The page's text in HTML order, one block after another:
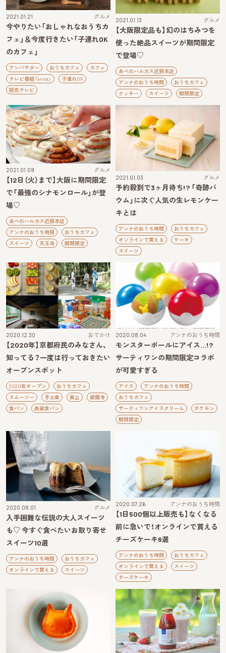
2021.01.21 グルメ
今やりたい「おしゃれなおうちカ
フェ」＆今度行きたい「子連れOK
のカフェ」
アンバサダー おうちカフェ
カフェ
テレビ番組『anna』
子連れOK
読売テレビ
2021.01.13 グルメ
【大阪限定品も】幻のはちみつを
使った絶品スイーツが期間限定
で登場♡
あべのハルカス近鉄本店
アンナのおうち時間
おうちカフェ
クッキー
スイーツ 期間限定
2021.01.09 グルメ
【12日（火）まで】大阪に期間限定
で「最強のシナモンロール」が登
場♡
あべのハルカス近鉄本店
アンナのおうち時間
おうちカフェ
スイーツ
天王寺 期間限定
2021.01.03 グルメ
予約殺到で3ヶ月待ち!? 「奇跡バ
ウム」に次ぐ人気の生レモンケー
キとは
アンナのおうち時間
おうちカフェ
オンラインで買える
ケーキ
スイーツ
2020.12.30 おでかけ
【2020年】京都府民のみなさん、
知ってる？一度は行っておきたい
オープンスポット
2020年オープン
おうちカフェ
スムージー
手土産 東山
銀閣寺
食パン
高級食パン
2020.08.04 アンナのおうち時間
モンスターボールにアイス…!?
サーティワンの期間限定コラボ
が可愛すぎる
アイス
アンナのおうち時間
おうちカフェ
サーティワンアイスクリーム
ポケモン
期間限定
2020.08.01 グルメ
入手困難な伝説の大人スイーツ
も♡ 今すぐ食べたいお取り寄せ
スイーツ10選
アンナのおうち時間
おうちカフェ
オンラインで買える
スイーツ
2020.07.26 アンナのおうち時間
【1日500個以上販売も】なくなる
前に急いで！オンラインで買える
チーズケーキ6選
アンナのおうち時間
おうちカフェ
オンラインで買える
スイーツ
チーズケーキ